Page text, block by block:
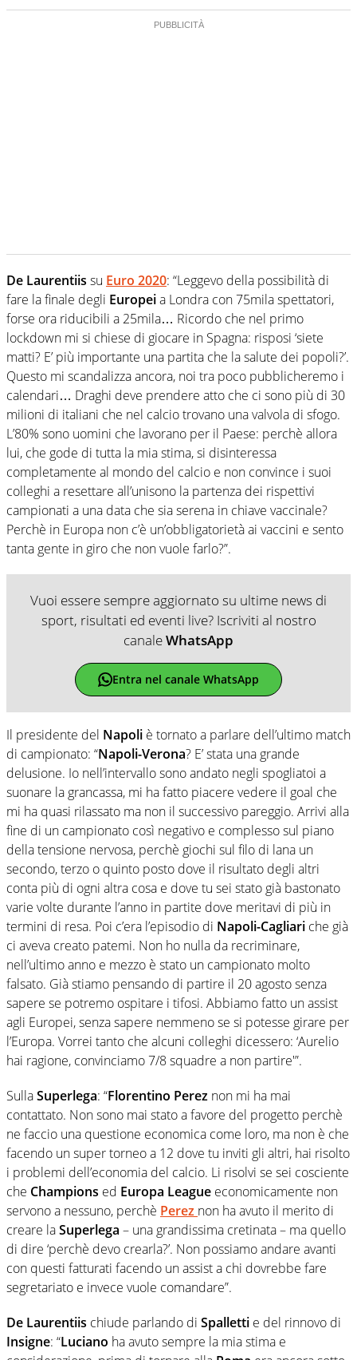
De Laurentiis su Euro 2020: “Leggevo della possibilità di
fare la finale degli Europeia Londra con 75mila spettatori,
forse ora riducibili a 25mila… Ricordo che nel primo
lockdown mi si chiese di giocare in Spagna: risposi ‘siete
matti? E’ più importante una partita che la salute dei popoli?’.
Questo mi scandalizza ancora, noi tra poco pubblicheremo i
calendari… Draghi deve prendere atto che ci sono più di 30
milioni di italiani che nel calcio trovano una valvola di sfogo.
L’80% sono uomini che lavorano per il Paese: perchè allora
lui, che gode di tutta la mia stima, si disinteressa
completamente al mondo del calcio e non convince i suoi
colleghi a resettare all’unisono la partenza dei rispettivi
campionati a una data che sia serena in chiave vaccinale?
Perchè in Europa non c’è un’obbligatorietà ai vaccini e sento
tanta gente in giro che non vuole farlo?”.
Vuoi essere sempre aggiornato su ultime news di
sport, risultati ed eventi live? Iscriviti al nostro
canaleWhatsApp
Entra nel canale WhatsApp
Il presidente del Napoli è tornato a parlare dell’ultimo match
di campionato: “Napoli-Verona? E’ stata una grande
delusione. Io nell’intervallo sono andato negli spogliatoi a
suonare la grancassa, mi ha fatto piacere vedere il goal che
mi ha quasi rilassato ma non il successivo pareggio. Arrivi alla
fine di un campionato così negativo e complesso sul piano
della tensione nervosa, perchè giochi sul filo di lana un
secondo, terzo o quinto posto dove il risultato degli altri
conta più di ogni altra cosa e dove tu sei stato già bastonato
varie volte durante l’anno in partite dove meritavi di più in
termini di resa. Poi c’era l’episodio di Napoli-Cagliari che già
ci aveva creato patemi. Non ho nulla da recriminare,
nell’ultimo anno e mezzo è stato un campionato molto
falsato. Già stiamo pensando di partire il 20 agosto senza
sapere se potremo ospitare i tifosi. Abbiamo fatto un assist
agli Europei, senza sapere nemmeno se si potesse girare per
l’Europa. Vorrei tanto che alcuni colleghi dicessero: ‘Aurelio
hai ragione, convinciamo 7/8 squadre a non partire'”.
SullaSuperlega: “Florentino Perez non mi ha mai
contattato. Non sono mai stato a favore del progetto perchè
ne faccio una questione economica come loro, ma non è che
facendo un super torneo a 12 dove tu inviti gli altri, hai risolto
i problemi dell’economia del calcio. Li risolvi se sei cosciente
che Champions ed Europa League economicamente non
servono a nessuno, perchè Perez non ha avuto il merito di
creare laSuperlega – una grandissima cretinata – ma quello
di dire ‘perchè devo crearla?’. Non possiamo andare avanti
con questi fatturati facendo un assist a chi dovrebbe fare
segretariato e invece vuole comandare”.
De Laurentiis chiude parlando di Spalletti e del rinnovo di
Insigne: “Luciano ha avuto sempre la mia stima e